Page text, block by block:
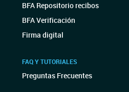
BFA Repositorio recibos
BFA Verificación
Firma digital
FAQ Y TUTORIALES
Preguntas Frecuentes